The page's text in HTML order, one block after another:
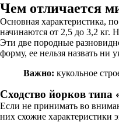
Чем отличается
Основная характеристика,
начинаются от 2,5 до 3,2 кг.
Эти две породные
форму, ее нельзя назвать
Важно: кукольное
Сходство йорков типа
Если не принимать во
них схожие характеристики